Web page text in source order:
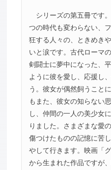
シリーズの第五冊です
つの時代も変わらない、
狂する人々の、ときめき
いと涙です。古代ローマ
剣闘士に夢中になった、
ように彼を愛し、応援し
う。彼女が偶然飼うこと
もまた、彼女の知らない
し、仲間の一人の美少女
りました。さまざまな愛
傷つけたものの記憶に苦
やして行きます。映画「
から生まれた作品ですが